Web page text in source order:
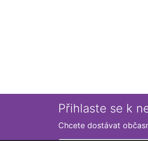
Přihlaste se k
Chcete dostávat